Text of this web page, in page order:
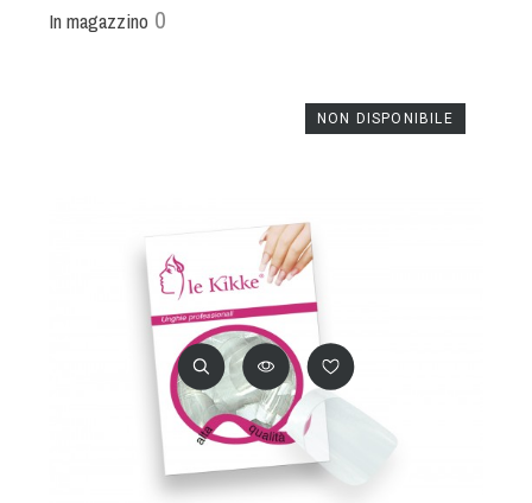
In magazzino 0
NON DISPONIBILE